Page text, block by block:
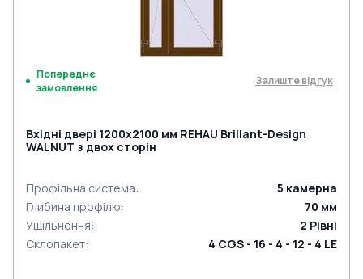
Попереднє
замовлення
Залиште відгук
Вхідні двері 1200x2100 мм REHAU Brillant-Design
WALNUT з двох сторін
Профільна система: 5 камерна
Глибина профілю: 70 мм
Ущільнення: 2 Рівні
Склопакет: 4 CGS - 16 - 4 - 12 - 4 LE